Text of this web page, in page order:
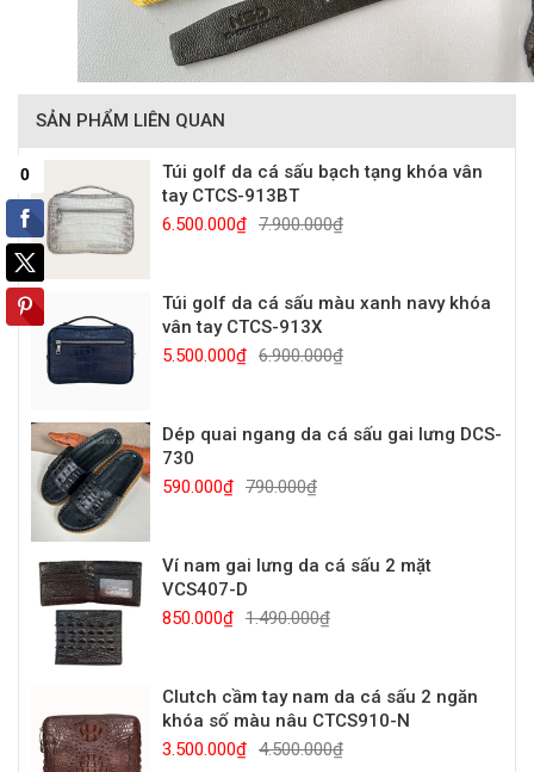
SẢN PHẨM LIÊN QUAN
Túi golf da cá sấu bạch tạng khóa vân
tay CTCS-913BT
6.500.000₫ 7.900.000₫
Túi golf da cá sấu màu xanh navy khóa
vân tay CTCS-913X
5.500.000₫ 6.900.000₫
Dép quai ngang da cá sấu gai lưng DCS-
730
590.000₫ 790.000₫
Ví nam gai lưng da cá sấu 2 mặt
VCS407-D
850.000₫ 1.490.000₫
Clutch cầm tay nam da cá sấu 2 ngăn
khóa số màu nâu CTCS910-N
3.500.000₫ 4.500.000₫